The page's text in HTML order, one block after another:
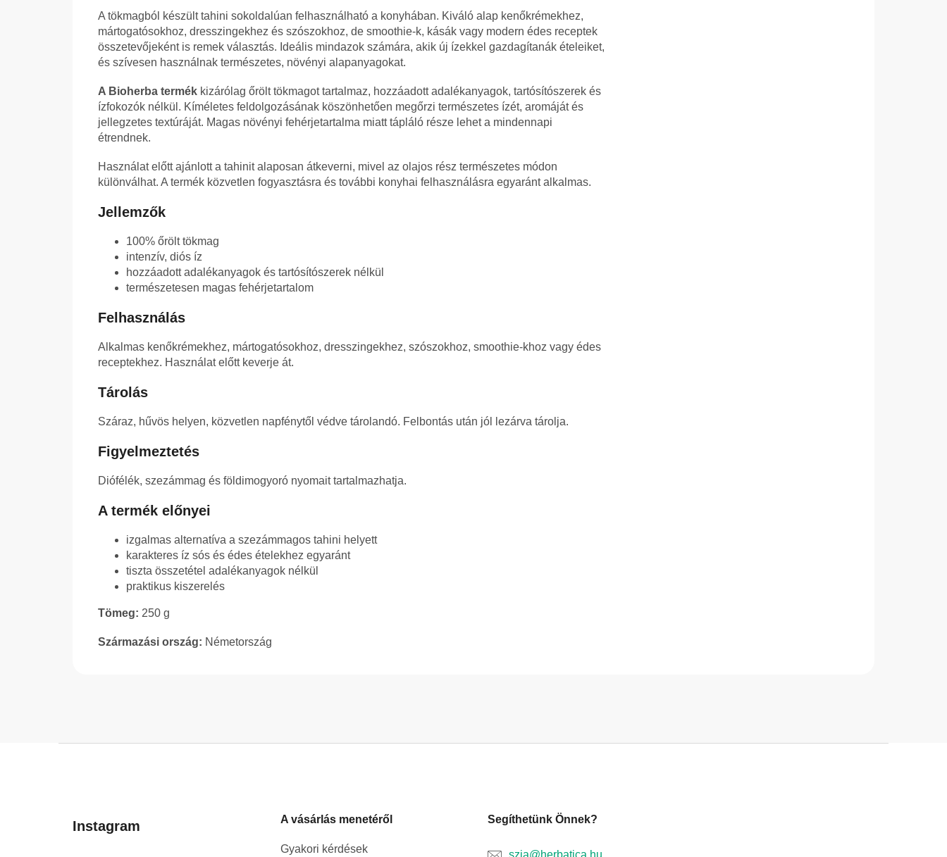
A tökmagból készült tahini sokoldalúan felhasználható a konyhában. Kiváló alap kenőkrémekhez,
mártogatósokhoz, dresszingekhez és szószokhoz, de smoothie-k, kásák vagy modern édes receptek
összetevőjeként is remek választás. Ideális mindazok számára, akik új ízekkel gazdagítanák ételeiket,
és szívesen használnak természetes, növényi alapanyagokat.
A Bioherba termék kizárólag őrölt tökmagot tartalmaz, hozzáadott adalékanyagok, tartósítószerek és
ízfokozók nélkül. Kíméletes feldolgozásának köszönhetően megőrzi természetes ízét, aromáját és
jellegzetes textúráját. Magas növényi fehérjetartalma miatt tápláló része lehet a mindennapi
étrendnek.
Használat előtt ajánlott a tahinit alaposan átkeverni, mivel az olajos rész természetes módon
különválhat. A termék közvetlen fogyasztásra és további konyhai felhasználásra egyaránt alkalmas.
Jellemzők
100% őrölt tökmag
intenzív, diós íz
hozzáadott adalékanyagok és tartósítószerek nélkül
természetesen magas fehérjetartalom
Felhasználás
Alkalmas kenőkrémekhez, mártogatósokhoz, dresszingekhez, szószokhoz, smoothie-khoz vagy édes
receptekhez. Használat előtt keverje át.
Tárolás
Száraz, hűvös helyen, közvetlen napfénytől védve tárolandó. Felbontás után jól lezárva tárolja.
Figyelmeztetés
Diófélék, szezámmag és földimogyoró nyomait tartalmazhatja.
A termék előnyei
izgalmas alternatíva a szezámmagos tahini helyett
karakteres íz sós és édes ételekhez egyaránt
tiszta összetétel adalékanyagok nélkül
praktikus kiszerelés
Tömeg: 250 g
Származási ország: Németország
Instagram A vásárlás menetéről
Gyakori kérdések
Segíthetünk Önnek?